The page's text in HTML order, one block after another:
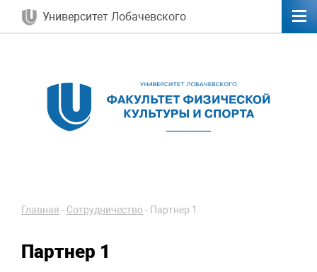
Университет Лобачевского
Главная - Сотрудничество - Партнер 1
Партнер 1